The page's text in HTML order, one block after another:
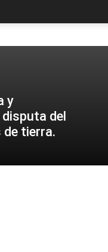
y
disputa del
de tierra.